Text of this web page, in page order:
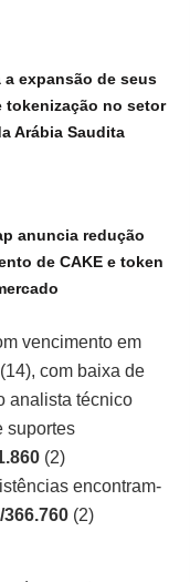
a expansão de seus
tokenização no setor
Arábia Saudita
anuncia redução
de CAKE e token
vencimento em
com baixa de
analista técnico
suportes
(2)
encontram-
366.760 (2)